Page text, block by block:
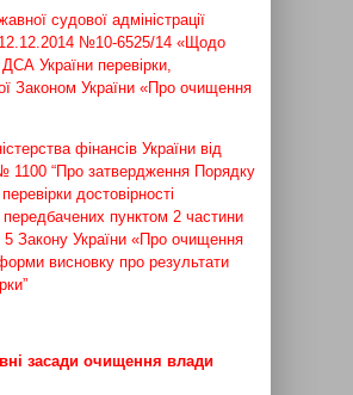
судової адміністрації
12.12.2014 №10-6525/14 «Щодо
України перевірки,
Законом України «Про очищення
фінансів України від
1100 “Про затвердження Порядку
достовірності
передбачених пунктом 2 частини
5 Закону України «Про очищення
висновку про результати
засади очищення влади